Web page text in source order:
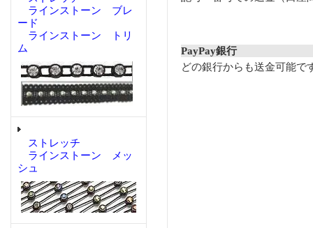
ラインストーン ブレ
ード
ラインストーン トリ
ム
ストレッチ
ラインストーン メッ
シュ
PayPay銀行
どの銀行からも送金可能で